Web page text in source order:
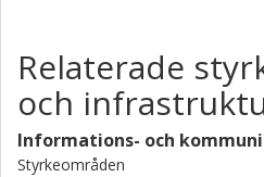
Relaterade
och
Informations- och
Styrkeområden